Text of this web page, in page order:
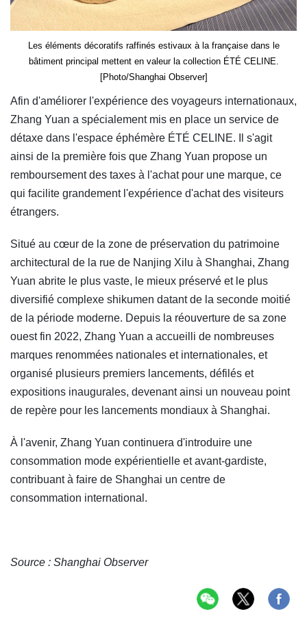
Les éléments décoratifs raffinés estivaux à la française dans le
bâtiment principal mettent en valeur la collection ÉTÉ CELINE.
[Photo/Shanghai Observer]
Afin d'améliorer l'expérience des voyageurs internationaux,
Zhang Yuan a spécialement mis en place un service de
détaxe dans l'espace éphémère ÉTÉ CELINE. Il s'agit
ainsi de la première fois que Zhang Yuan propose un
remboursement des taxes à l'achat pour une marque, ce
qui facilite grandement l'expérience d'achat des visiteurs
étrangers.
Situé au cœur de la zone de préservation du patrimoine
architectural de la rue de Nanjing Xilu à Shanghai, Zhang
Yuan abrite le plus vaste, le mieux préservé et le plus
diversifié complexe shikumen datant de la seconde moitié
de la période moderne. Depuis la réouverture de sa zone
ouest fin 2022, Zhang Yuan a accueilli de nombreuses
marques renommées nationales et internationales, et
organisé plusieurs premiers lancements, défilés et
expositions inaugurales, devenant ainsi un nouveau point
de repère pour les lancements mondiaux à Shanghai.
À l'avenir, Zhang Yuan continuera d'introduire une
consommation mode expérientielle et avant-gardiste,
contribuant à faire de Shanghai un centre de
consommation international.
Source : Shanghai Observer